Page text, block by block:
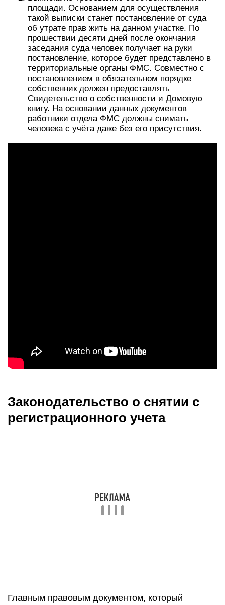
площади. Основанием для осуществления
такой выписки станет постановление от суда
об утрате прав жить на данном участке. По
прошествии десяти дней после окончания
заседания суда человек получает на руки
постановление, которое будет представлено в
территориальные органы ФМС. Совместно с
постановлением в обязательном порядке
собственник должен предоставлять
Свидетельство о собственности и Домовую
книгу. На основании данных документов
работники отдела ФМС должны снимать
человека с учёта даже без его присутствия.
Законодательство о снятии с
регистрационного учета
Главным правовым документом, который